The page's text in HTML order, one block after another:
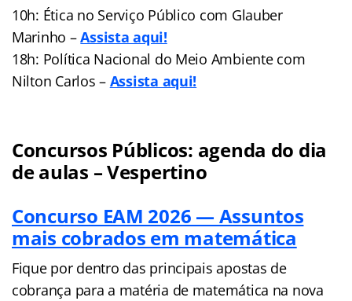
10h: Ética no Serviço Público com Glauber
Marinho –Assista aqui!
18h: Política Nacional do Meio Ambiente com
Nilton Carlos – Assista aqui!
Concursos Públicos: agenda do dia
de aulas – Vespertino
Concurso EAM 2026 — Assuntos
mais cobrados em matemática
Fique por dentro das principais apostas de
cobrança para a matéria de matemática na nova